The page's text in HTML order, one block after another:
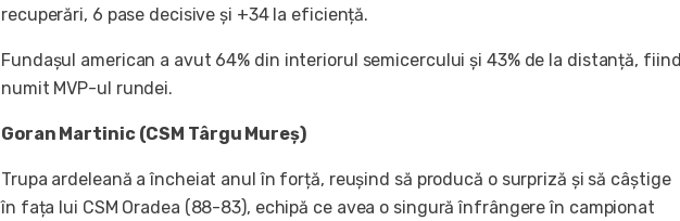
recuperări, 6 pase decisive și +34 la eficiență.
Fundașul american a avut 64% din interiorul semicercului și 43% de la distanță, fiind
numit MVP-ul rundei.
Goran Martinic (CSM Târgu Mureș)
Trupa ardeleană a încheiat anul în forță, reușind să producă o surpriză și să câștige
în fața lui CSM Oradea (88-83), echipă ce avea o singură înfrângere în campionat